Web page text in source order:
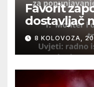
Favorit
dostavljač
izvršitelja
8 KOLOVOZA,